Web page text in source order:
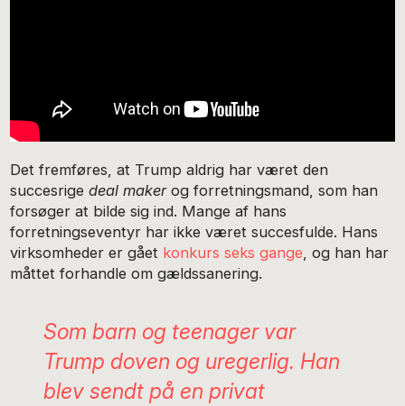
Det fremføres, at Trump aldrig har været den
succesrigedeal makerog forretningsmand, som han
forsøger at bilde sig ind. Mange af hans
forretningseventyr har ikke været succesfulde. Hans
virksomheder er gået konkurs seks gange , og han har
måttet forhandle om gældssanering.
Som barn og teenager var
Trump doven og uregerlig. Han
blev sendt på en privat